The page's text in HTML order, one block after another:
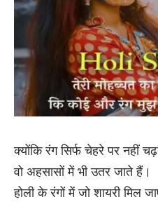
क्योंकि रंग सिर्फ चेहरे पर नहीं
वो अहसासों में भी उतर जाते हैं।
होली के रंगों में जो शायरी मिल